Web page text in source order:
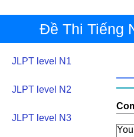
Đề Thi Tiếng
JLPT level N1
JLPT level N2
JLPT level N3